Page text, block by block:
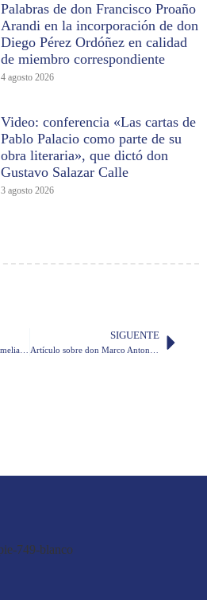
Palabras de don Francisco Proaño
Arandi en la incorporación de don
Diego Pérez Ordóñez en calidad
de miembro correspondiente
4 agosto 2026
Video: conferencia «Las cartas de
Pablo Palacio como parte de su
obra literaria», que dictó don
Gustavo Salazar Calle
3 agosto 2026
SIGUENTE